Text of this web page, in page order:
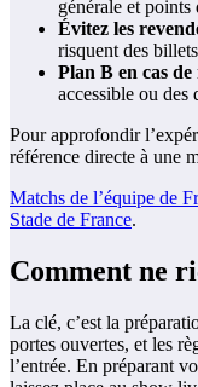
générale et
Évitez les
risquent des
Plan B en cas
accessible ou des
Pour approfondir
référence directe à une
Matchs de l’équipe de
Stade de France.
Comment ne
La clé, c’est la
portes ouvertes, et les
l’entrée. En préparant